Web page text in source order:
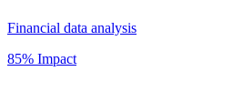
Financial data analysis
85% Impact